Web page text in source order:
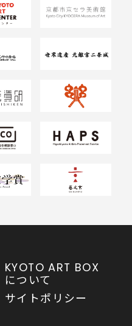
KYOTO ART BOX
について
サイトポリシー